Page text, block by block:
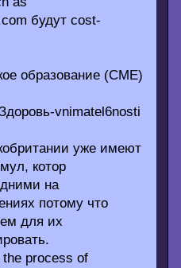
будут cost-
образование (CME)
vnimatel6nosti
уже имеют
котор
на
потому что
для их
the process of